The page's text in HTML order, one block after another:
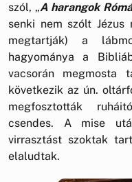
szól, „A harangok
senki nem szólt
megtartják) a
hagyománya a
vacsorán megmosta
következik az ún.
megfosztották
csendes. A mise
virrasztást szoktak
elaludtak.